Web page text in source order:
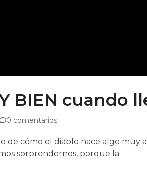
BIEN cuando
0 comentarios
de cómo el diablo hace algo
sorprendernos, porque la…